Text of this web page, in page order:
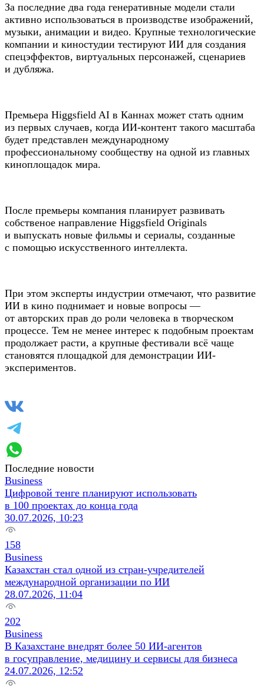
За последние два года генеративные модели стали
активно использоваться в производстве изображений,
музыки, анимации и видео. Крупные технологические
компании и киностудии тестируют ИИ для создания
спецэффектов, виртуальных персонажей, сценариев
и дубляжа.
Премьера Higgsfield AI в Каннах может стать одним
из первых случаев, когда ИИ-контент такого масштаба
будет представлен международному
профессиональному сообществу на одной из главных
киноплощадок мира.
После премьеры компания планирует развивать
собственое направление Higgsfield Originals
и выпускать новые фильмы и сериалы, созданные
с помощью искусственного интеллекта.
При этом эксперты индустрии отмечают, что развитие
ИИ в кино поднимает и новые вопросы —
от авторских прав до роли человека в творческом
процессе. Тем не менее интерес к подобным проектам
продолжает расти, а крупные фестивали всё чаще
становятся площадкой для демонстрации ИИ-
экспериментов.
Последние новости
Business
Цифровой тенге планируют использовать
в 100 проектах до конца года
30.07.2026, 10:23
158
Business
Казахстан стал одной из стран‑учредителей
международной организации по ИИ
28.07.2026, 11:04
202
Business
В Казахстане внедрят более 50 ИИ‑агентов
в госуправление, медицину и сервисы для бизнеса
24.07.2026, 12:52